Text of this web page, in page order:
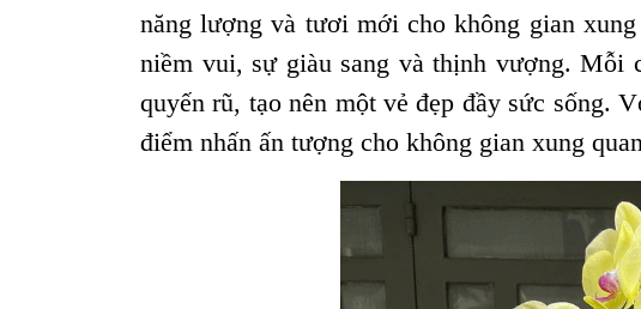
năng lượng và tươi mới cho không gian
niềm vui, sự giàu sang và thịnh vượng. Mỗi
quyến rũ, tạo nên một vẻ đẹp đầy sức sống.
điểm nhấn ấn tượng cho không gian xung